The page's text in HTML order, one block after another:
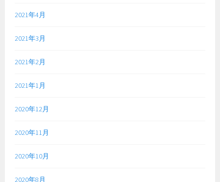
2021年4月
2021年3月
2021年2月
2021年1月
2020年12月
2020年11月
2020年10月
2020年8月